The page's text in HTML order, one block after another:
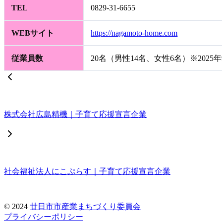
TEL 0829-31-6655
WEBサイト https://nagamoto-home.com
従業員数 20名（男性14名、女性6名）※2025
株式会社広島精機｜子育て応援宣言企業
社会福祉法人にこぷらす｜子育て応援宣言企業
© 2024 廿日市市産業まちづくり委員会
プライバシーポリシー